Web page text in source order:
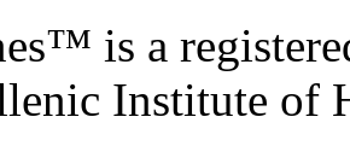
is a
Institute of